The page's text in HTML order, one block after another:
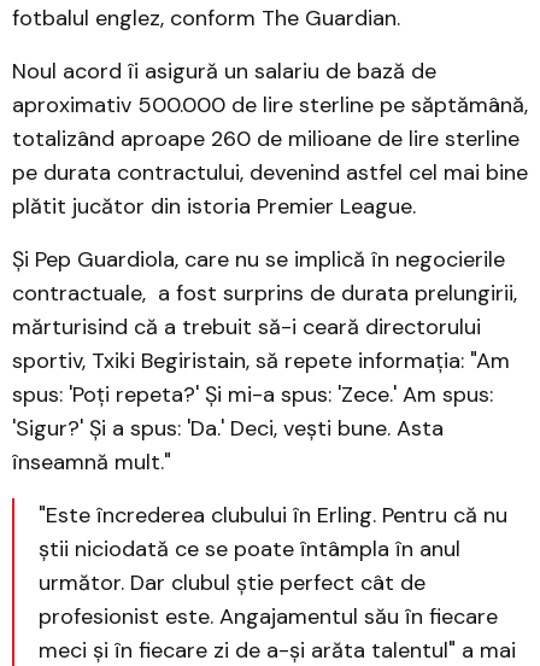
fotbalul englez, conform The Guardian.
Noul acord îi asigură un salariu de bază de
aproximativ 500.000 de lire sterline pe săptămână,
totalizând aproape 260 de milioane de lire sterline
pe durata contractului, devenind astfel cel mai bine
plătit jucător din istoria Premier League.
Și Pep Guardiola, care nu se implică în negocierile
contractuale, a fost surprins de durata prelungirii,
mărturisind că a trebuit să-i ceară directorului
sportiv, Txiki Begiristain, să repete informația: "Am
spus: 'Poți repeta?' Și mi-a spus: 'Zece.' Am spus:
'Sigur?' Și a spus: 'Da.' Deci, vești bune. Asta
înseamnă mult."
"Este încrederea clubului în Erling. Pentru că nu
știi niciodată ce se poate întâmpla în anul
următor. Dar clubul știe perfect cât de
profesionist este. Angajamentul său în fiecare
meci și în fiecare zi de a-și arăta talentul" a mai